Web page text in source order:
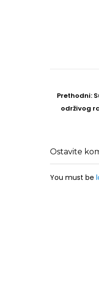
Prethodni:
održivog
Ostavite
You must be